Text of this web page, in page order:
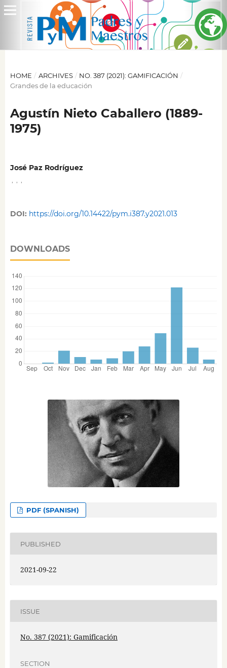
HOME / ARCHIVES / NO. 387 (2021): GAMIFICACIÓN /
Grandes de la educación
Agustín Nieto Caballero (1889-
1975)
José Paz Rodríguez
DOI: https://doi.org/10.14422/pym.i387.y2021.013
DOWNLOADS
PDF (SPANISH)
PUBLISHED
2021-09-22
ISSUE
No. 387 (2021): Gamificación
SECTION